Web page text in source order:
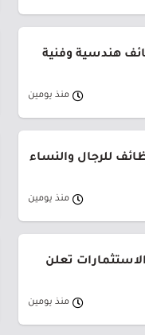
هندسية وفنية
منذ يومين
للرجال والنساء
منذ يومين
تعلن
منذ يومين